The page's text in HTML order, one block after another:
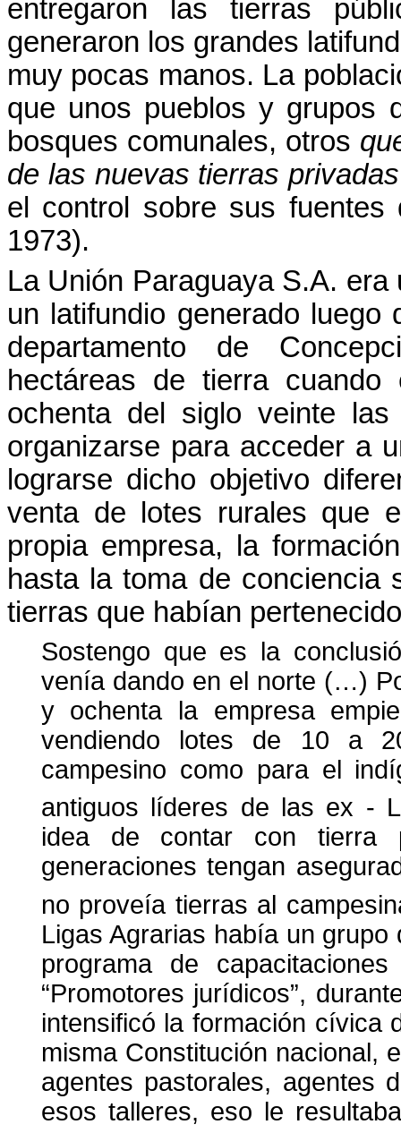
entregaron las tierras
generaron los grandes
muy pocas manos. La
que unos pueblos y grupos
bosques comunales, otros
de las nuevas tierras privadas
el control sobre sus fuentes
1973).
La Unión Paraguaya S.A.
un latifundio generado
departamento de
hectáreas de tierra
ochenta del siglo veinte las
organizarse para acceder a
lograrse dicho objetivo
venta de lotes rurales que
propia empresa, la
hasta la toma de conciencia
tierras que habían
Sostengo que es la
venía dando en el norte (…)
y ochenta la empresa
vendiendo lotes de 10 a
campesino como para el
antiguos líderes de las ex -
idea de contar con tierra
generaciones tengan
no proveía tierras al
Ligas Agrarias había un
programa de
“Promotores jurídicos”,
intensificó la formación cívica
misma Constitución nacional,
agentes pastorales, agentes
esos talleres, eso le